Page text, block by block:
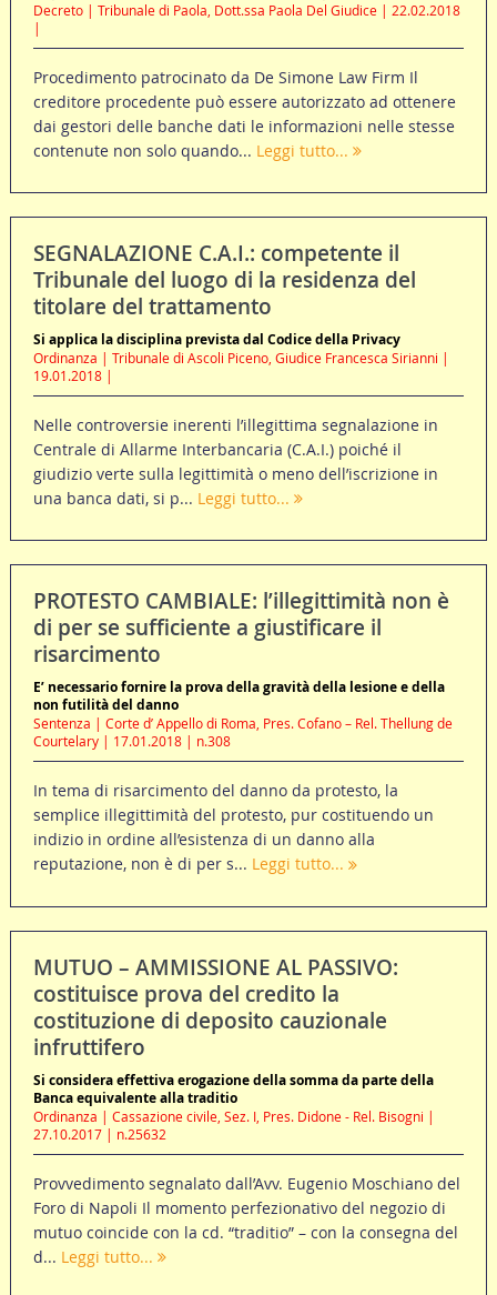
Decreto | Tribunale di Paola, Dott.ssa Paola Del Giudice | 22.02.2018
|
Procedimento patrocinato da De Simone Law Firm Il
creditore procedente può essere autorizzato ad ottenere
dai gestori delle banche dati le informazioni nelle stesse
contenute non solo quando... Leggi tutto...
SEGNALAZIONE C.A.I.: competente il
Tribunale del luogo di la residenza del
titolare del trattamento
Si applica la disciplina prevista dal Codice della Privacy
Ordinanza | Tribunale di Ascoli Piceno, Giudice Francesca Sirianni |
19.01.2018 |
Nelle controversie inerenti l’illegittima segnalazione in
Centrale di Allarme Interbancaria (C.A.I.) poiché il
giudizio verte sulla legittimità o meno dell’iscrizione in
una banca dati, si p... Leggi tutto...
PROTESTO CAMBIALE: l’illegittimità non è
di per se sufficiente a giustificare il
risarcimento
E’ necessario fornire la prova della gravità della lesione e della
non futilità del danno
Sentenza | Corte d’ Appello di Roma, Pres. Cofano – Rel. Thellung de
Courtelary | 17.01.2018 | n.308
In tema di risarcimento del danno da protesto, la
semplice illegittimità del protesto, pur costituendo un
indizio in ordine all’esistenza di un danno alla
reputazione, non è di per s... Leggi tutto...
MUTUO – AMMISSIONE AL PASSIVO:
costituisce prova del credito la
costituzione di deposito cauzionale
infruttifero
Si considera effettiva erogazione della somma da parte della
Banca equivalente alla traditio
Ordinanza | Cassazione civile, Sez. I, Pres. Didone - Rel. Bisogni |
27.10.2017 | n.25632
Provvedimento segnalato dall’Avv. Eugenio Moschiano del
Foro di Napoli Il momento perfezionativo del negozio di
mutuo coincide con la cd. “traditio” – con la consegna del
d... Leggi tutto...